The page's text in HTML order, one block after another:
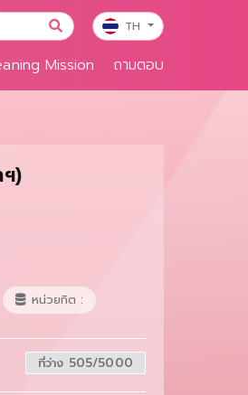
TH
Mission ถามตอบ
)
หน่วยกิต :
ที่ว่าง 505/5000